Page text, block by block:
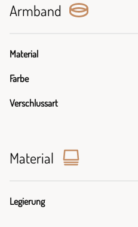
Armband
Material
Farbe
Verschlussart
Material
Legierung